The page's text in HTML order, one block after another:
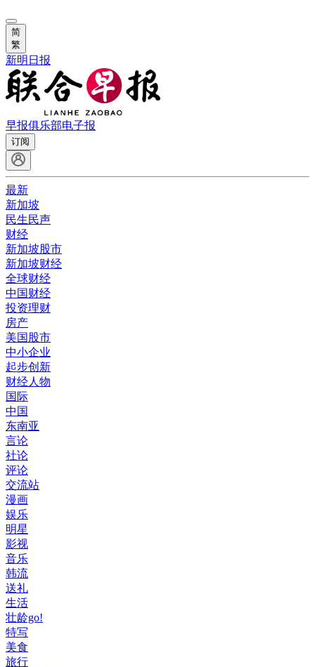
简
繁
新明日报
早报俱乐部电子报
订阅
最新
新加坡
民生民声
财经
新加坡股市
新加坡财经
全球财经
中国财经
投资理财
房产
美国股市
中小企业
起步创新
财经人物
国际
中国
东南亚
言论
社论
评论
交流站
漫画
娱乐
明星
影视
音乐
韩流
送礼
生活
壮龄go!
特写
美食
旅行